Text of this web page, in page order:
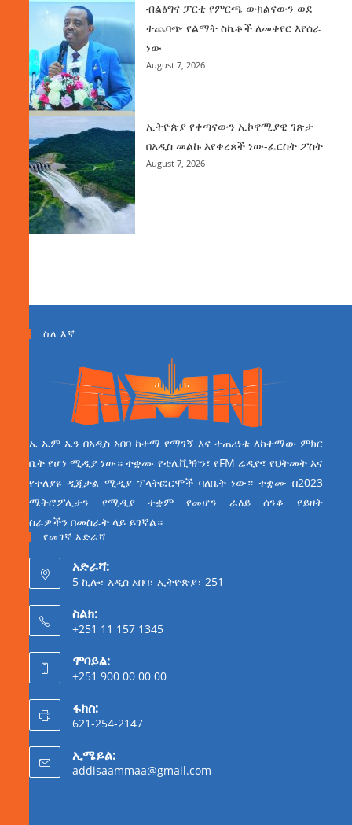
ብልፅግና ፓርቲ የምርጫ ውክልናውን ወደ
ተጨባጭ የልማት ስኬቶች ለመቀየር እየሰራ
ነው
August 7, 2026
ኢትዮጵያ የቀጣናውን ኢኮኖሚያዊ ገጽታ
በአዲስ መልኩ እየቀረጸች ነው-ፈርስት ፖስት
August 7, 2026
ስለ እኛ
ኤ ኤም ኤን በአዲስ አበባ ከተማ የማገኝ እና ተጠሪነቱ ለከተማው ምክር
ቤት የሆነ ሚዲያ ነው። ተቋሙ የቴሌቪዥን፣ የFM ሬዲዮ፣ የህትመት እና
የተለያዩ ዲጂታል ሚዲያ ፕላትፎርሞች ባለቤት ነው። ተቋሙ በ2023
ሜትሮፖሊታን የሚዲያ ተቋም የመሆን ራዕይ ሰንቆ የይዘት
ስራዎችን በመስራት ላይ ይገኛል።
የመገኛ አድራሻ
አድራሻ:
5 ኪሎ፣ አዲስ አበባ፣ ኢትዮጵያ፣ 251
ስልክ:
+251 11 157 1345
ሞባይል:
+251 900 00 00 00
ፋክስ:
621-254-2147
ኢሜይል:
addisaammaa@gmail.com